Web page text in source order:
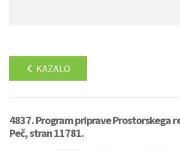
KAZALO
4837. Program priprave Prostorskega
Peč, stran 11781.